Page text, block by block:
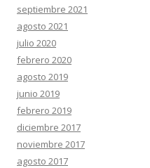
septiembre 2021
agosto 2021
julio 2020
febrero 2020
agosto 2019
junio 2019
febrero 2019
diciembre 2017
noviembre 2017
agosto 2017